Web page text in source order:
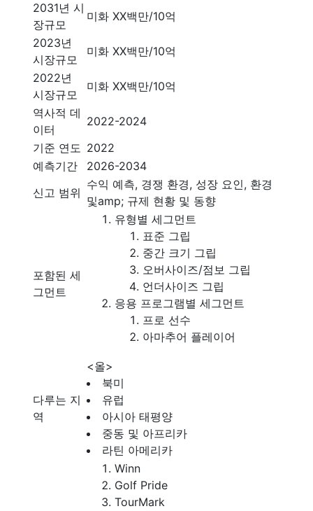
2031년 시
장규모
미화 XX백만/10억
2023년
시장규모
미화 XX백만/10억
2022년
시장규모
미화 XX백만/10억
역사적 데
이터
2022-2024
기준 연도 2022
예측기간
2026-2034
신고 범위
수익 예측, 경쟁 환경, 성장 요인, 환경
및amp; 규제 현황 및 동향
포함된 세
그먼트
유형별 세그먼트
표준 그립
중간 크기 그립
오버사이즈/점보 그립
언더사이즈 그립
응용 프로그램별 세그먼트
프로 선수
아마추어 플레이어
다루는 지
역
<올>
북미
유럽
아시아 태평양
중동 및 아프리카
라틴 아메리카
Winn
Golf Pride
TourMark